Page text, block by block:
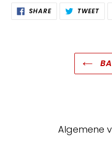
SHARESHARE
ON
FACEBOOK
TWEET
Algemene